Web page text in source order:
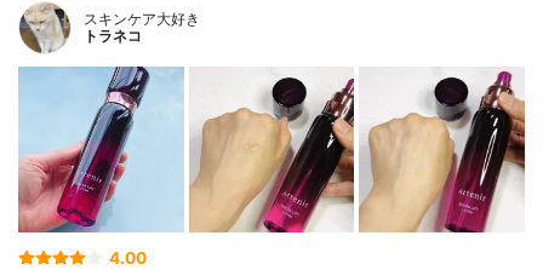
スキンケア大好き
トラネコ
4.00